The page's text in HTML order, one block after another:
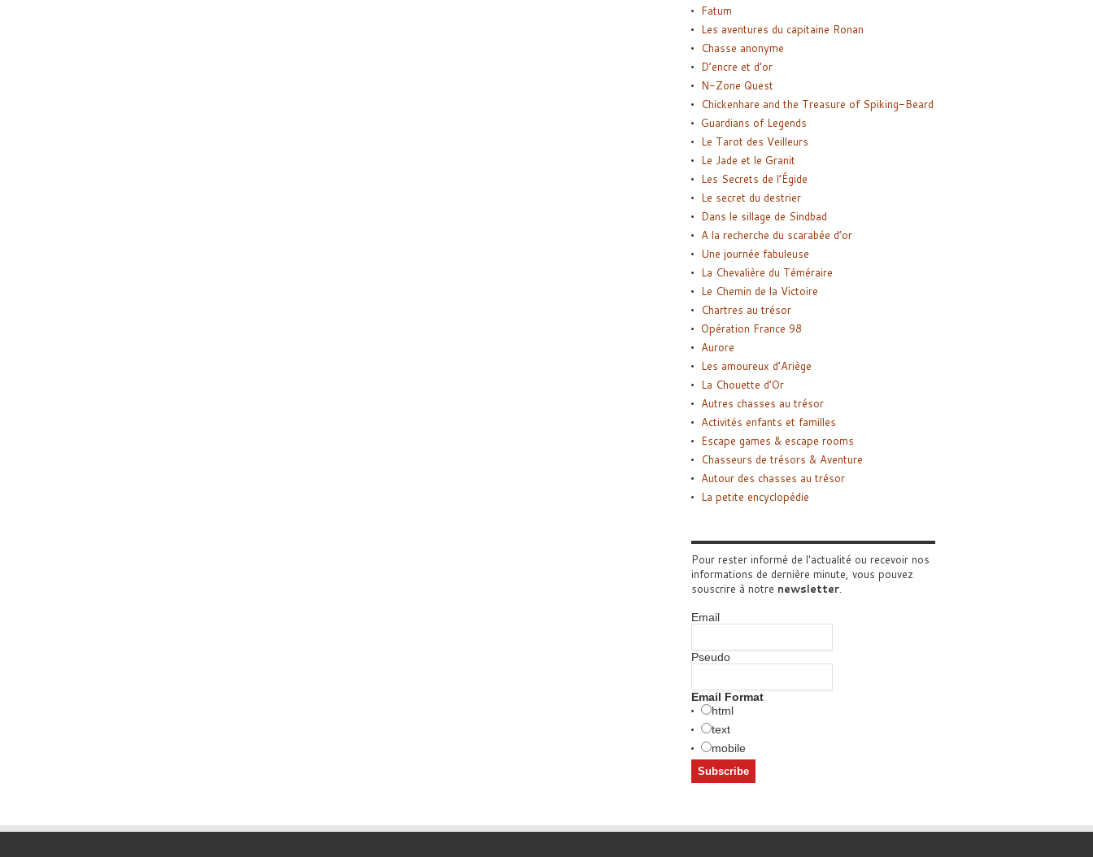
Fatum
Les aventures du capitaine Ronan
Chasse anonyme
D’encre et d’or
N-Zone Quest
Chickenhare and the Treasure of Spiking-Beard
Guardians of Legends
Le Tarot des Veilleurs
Le Jade et le Granit
Les Secrets de l’Égide
Le secret du destrier
Dans le sillage de Sindbad
A la recherche du scarabée d’or
Une journée fabuleuse
La Chevalière du Téméraire
Le Chemin de la Victoire
Chartres au trésor
Opération France 98
Aurore
Les amoureux d’Ariège
La Chouette d’Or
Autres chasses au trésor
Activités enfants et familles
Escape games & escape rooms
Chasseurs de trésors & Aventure
Autour des chasses au trésor
La petite encyclopédie
Pour rester informé de l'actualité ou recevoir nos
informations de dernière minute, vous pouvez
souscrire à notre newsletter.
Email
Pseudo
Email Format
html
text
mobile